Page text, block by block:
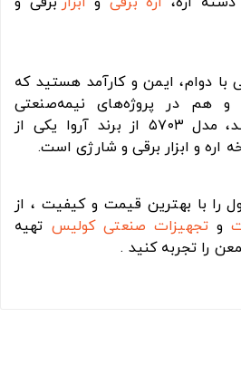
با دوام، ایمن و کارآمد هستید که
هم در پروژه‌های نیمه‌صنعتی
پاسخگوی نیاز شما باشد، مدل ۵۷۰۳ از برند آروا یکی از
اره و ابزار برقی و شارژی است.
را با بهترین قیمت و کیفیت ، از
و تجهیزات صنعتی کولیس تهیه
را تجربه کنید .